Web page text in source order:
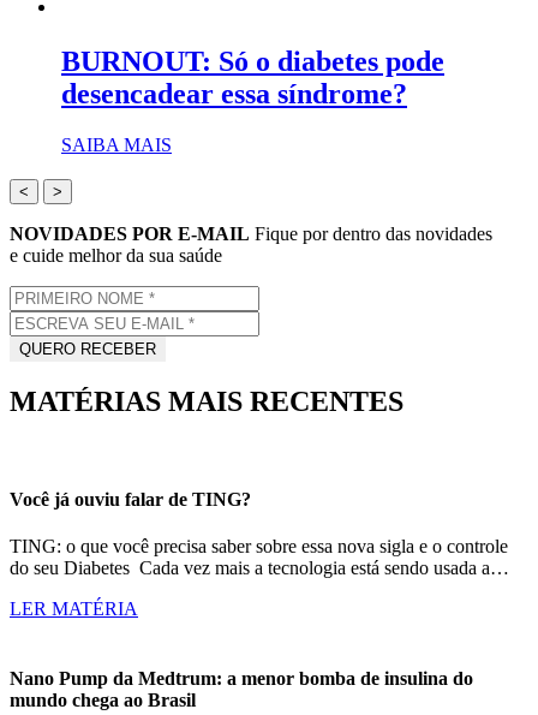
BURNOUT: Só o diabetes pode
desencadear essa síndrome?
SAIBA MAIS
< >
NOVIDADES POR E-MAIL Fique por dentro das novidades
e cuide melhor da sua saúde
MATÉRIAS MAIS RECENTES
Você já ouviu falar de TING?
TING: o que você precisa saber sobre essa nova sigla e o controle
do seu Diabetes Cada vez mais a tecnologia está sendo usada a…
LER MATÉRIA
Nano Pump da Medtrum: a menor bomba de insulina do
mundo chega ao Brasil